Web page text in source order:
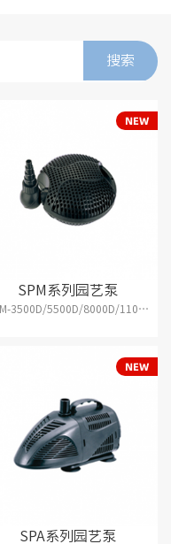
搜索
SPM系列园艺泵
SPM-3500D/5500D/8000D/11000D/13000D/16000D
SPA系列园艺泵